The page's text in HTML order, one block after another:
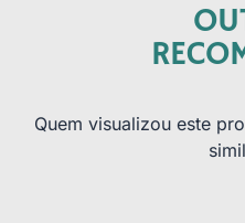
Quem visualizou este